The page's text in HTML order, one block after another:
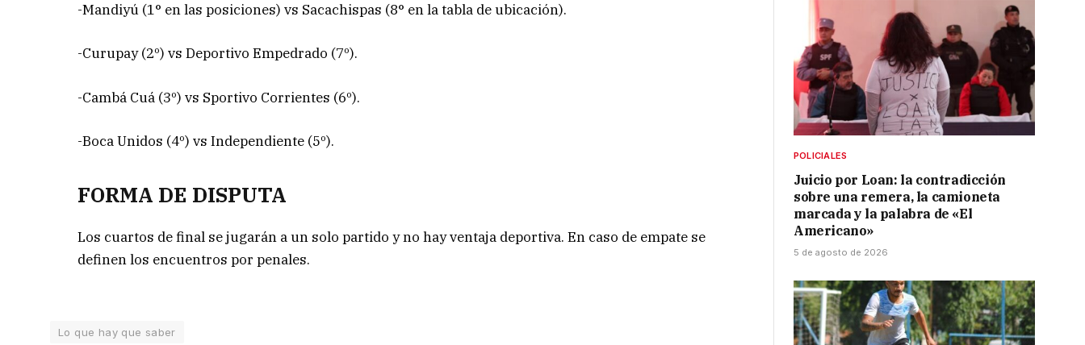
-Mandiyú (1° en las posiciones) vs Sacachispas (8° en la tabla de ubicación).
-Curupay (2º) vs Deportivo Empedrado (7º).
-Cambá Cuá (3º) vs Sportivo Corrientes (6º).
-Boca Unidos (4º) vs Independiente (5º).
FORMA DE DISPUTA
Los cuartos de final se jugarán a un solo partido y no hay ventaja deportiva. En caso de empate se
definen los encuentros por penales.
Lo que hay que saber
POLICIALES
Juicio por Loan: la contradicción
sobre una remera, la camioneta
marcada y la palabra de «El
Americano»
5 de agosto de 2026